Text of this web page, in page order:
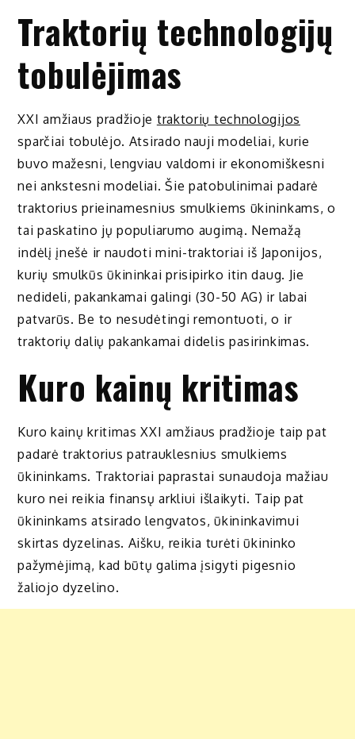
Traktorių technologijų
tobulėjimas
XXI amžiaus pradžioje traktorių technologijos
sparčiai tobulėjo. Atsirado nauji modeliai, kurie
buvo mažesni, lengviau valdomi ir ekonomiškesni
nei ankstesni modeliai. Šie patobulinimai padarė
traktorius prieinamesnius smulkiems ūkininkams, o
tai paskatino jų populiarumo augimą. Nemažą
indėlį įnešė ir naudoti mini-traktoriai iš Japonijos,
kurių smulkūs ūkininkai prisipirko itin daug. Jie
nedideli, pakankamai galingi (30-50 AG) ir labai
patvarūs. Be to nesudėtingi remontuoti, o ir
traktorių dalių pakankamai didelis pasirinkimas.
Kuro kainų kritimas
Kuro kainų kritimas XXI amžiaus pradžioje taip pat
padarė traktorius patrauklesnius smulkiems
ūkininkams. Traktoriai paprastai sunaudoja mažiau
kuro nei reikia finansų arkliui išlaikyti. Taip pat
ūkininkams atsirado lengvatos, ūkininkavimui
skirtas dyzelinas. Aišku, reikia turėti ūkininko
pažymėjimą, kad būtų galima įsigyti pigesnio
žaliojo dyzelino.